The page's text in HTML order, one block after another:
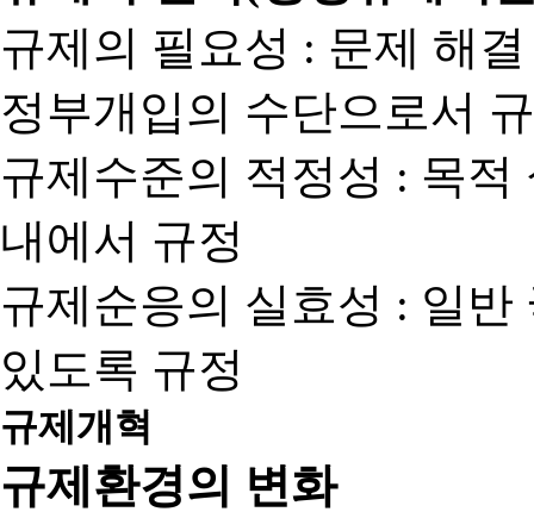
규제의 필요성 : 문제 해
정부개입의 수단으로서
규제수준의 적정성 : 목
내에서 규정
규제순응의 실효성 : 일
있도록 규정
규제개혁
규제환경의 변화